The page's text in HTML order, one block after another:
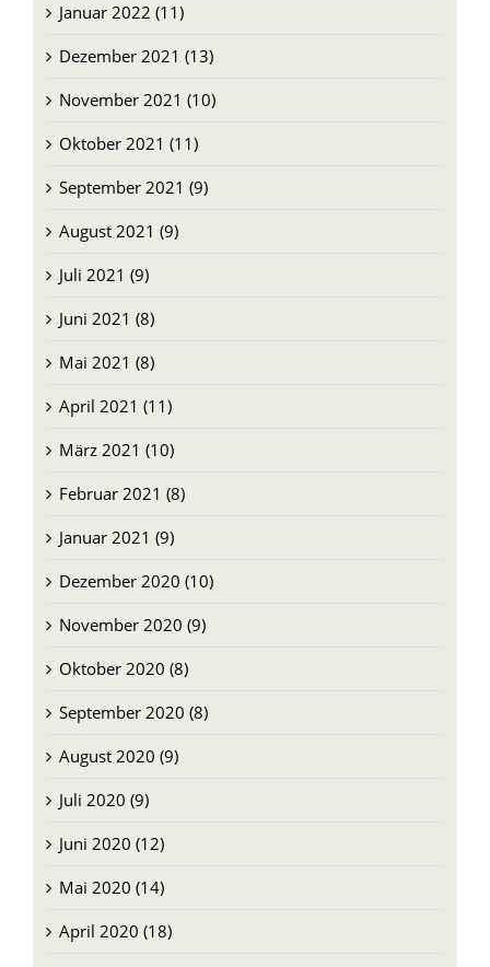
Januar 2022 (11)
Dezember 2021 (13)
November 2021 (10)
Oktober 2021 (11)
September 2021 (9)
August 2021 (9)
Juli 2021 (9)
Juni 2021 (8)
Mai 2021 (8)
April 2021 (11)
März 2021 (10)
Februar 2021 (8)
Januar 2021 (9)
Dezember 2020 (10)
November 2020 (9)
Oktober 2020 (8)
September 2020 (8)
August 2020 (9)
Juli 2020 (9)
Juni 2020 (12)
Mai 2020 (14)
April 2020 (18)